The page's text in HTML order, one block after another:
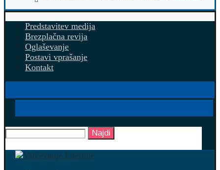
Predstavitev medija
Brezplačna revija
Oglaševanje
Postavi vprašanje
Kontakt
Najdi